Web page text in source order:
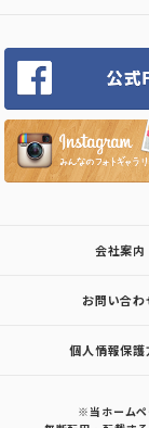
会社案内
お問い合わ
個人情報保護
※当ホームペ